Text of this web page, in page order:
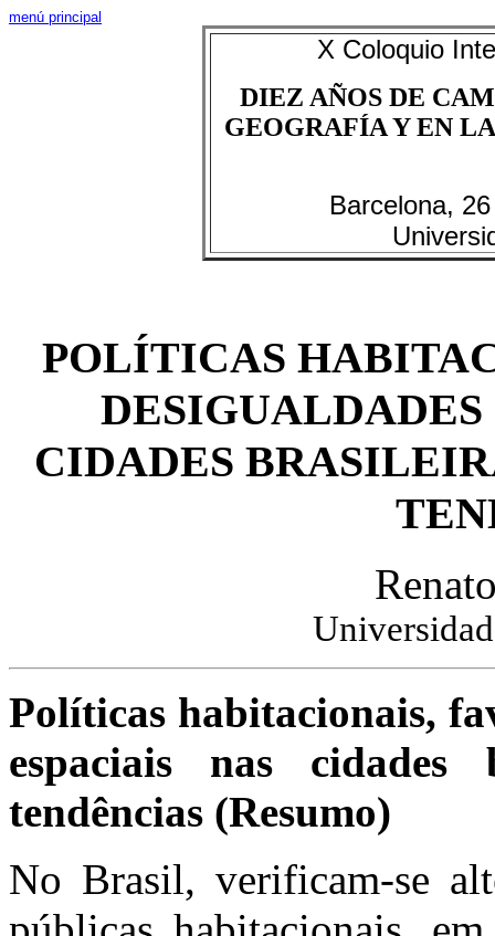
menú principal
X Coloquio
DIEZ AÑOS DE
GEOGRAFÍA Y EN
Barcelona,
POLÍTICAS
DESIGUALDADES
CIDADES
Políticas habitacionais,
espaciais nas cidades
tendências (Resumo)
No Brasil, verificam-se